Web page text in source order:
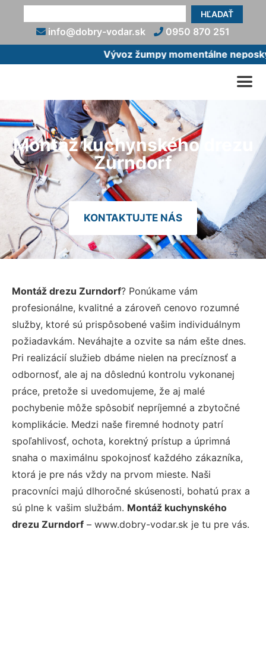
HĽADAŤ
info@dobry-vodar.sk
0950 870 251
Vývoz žumpy momentálne
Montáž kuchynského drezu
Zurndorf
KONTAKTUJTE NÁS
Montáž drezu Zurndorf? Ponúkame vám
profesionálne, kvalitné a zároveň cenovo rozumné
služby, ktoré sú prispôsobené vašim individuálnym
požiadavkám. Neváhajte a ozvite sa nám ešte dnes.
Pri realizácií služieb dbáme nielen na precíznosť a
odbornosť, ale aj na dôslednú kontrolu vykonanej
práce, pretože si uvedomujeme, že aj malé
pochybenie môže spôsobiť nepríjemné a zbytočné
komplikácie. Medzi naše firemné hodnoty patrí
spoľahlivosť, ochota, korektný prístup a úprimná
snaha o maximálnu spokojnosť každého zákazníka,
ktorá je pre nás vždy na prvom mieste. Naši
pracovníci majú dlhoročné skúsenosti, bohatú prax a
sú plne k vašim službám. Montáž kuchynského
drezu Zurndorf – www.dobry-vodar.sk je tu pre vás.